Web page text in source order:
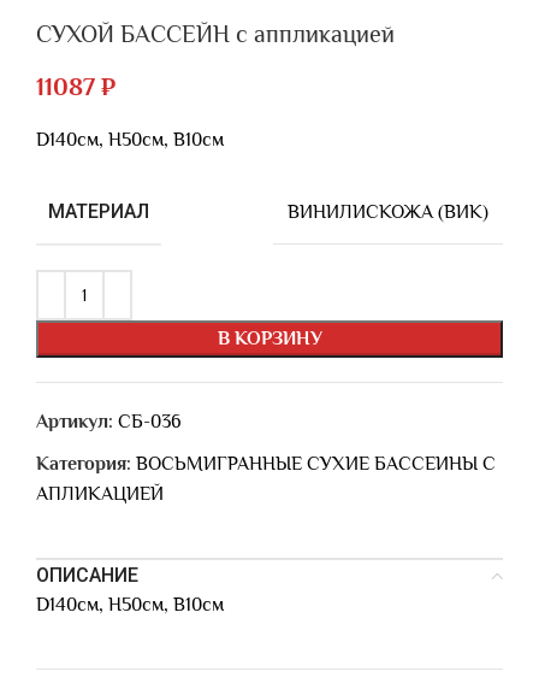
СУХОЙ БАССЕЙН с аппликацией
11087 ₽
D140см, H50см, B10см
МАТЕРИАЛ ВИНИЛИСКОЖА (ВИК)
В КОРЗИНУ
Артикул: СБ-036
Категория: ВОСЬМИГРАННЫЕ СУХИЕ БАССЕИНЫ C
АПЛИКАЦИЕЙ
ОПИСАНИЕ
D140см, H50см, B10см